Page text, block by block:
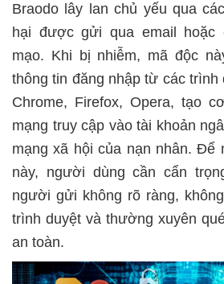
Braodo lây lan chủ yếu qua
hại được gửi qua email hoặc
mạo. Khi bị nhiễm, mã độc
thông tin đăng nhập từ các trình
Chrome, Firefox, Opera, tạo
mạng truy cập vào tài khoản
mạng xã hội của nạn nhân. Để
này, người dùng cần cẩn
người gửi không rõ ràng,
trình duyệt và thường xuyên
an toàn.